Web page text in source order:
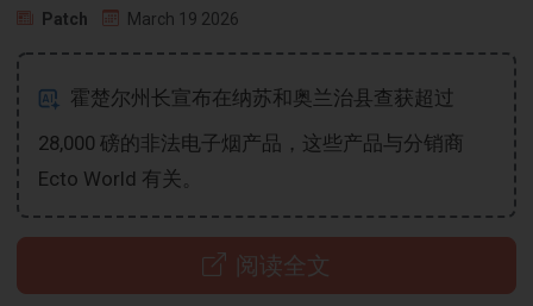
Patch March 19 2026
霍楚尔州长宣布在纳苏和奥兰治县查获超过
28,000 磅的非法电子烟产品，这些产品与分销商
Ecto World 有关。
阅读全文